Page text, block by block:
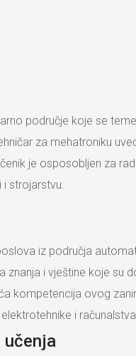
područje koje se
za mehatroniku
je osposobljen za
strojarstvu.
iz područja
znanja i vještine koje su
kompetencija ovog
i
učenja